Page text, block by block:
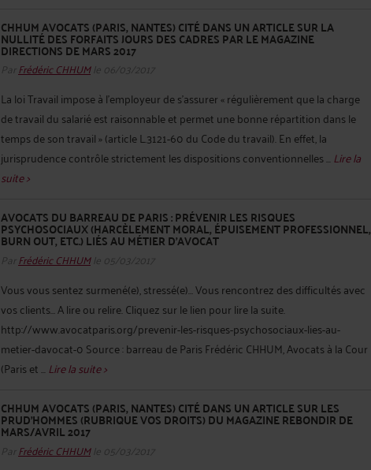
CHHUM AVOCATS (PARIS, NANTES) CITÉ DANS UN ARTICLE SUR LA
NULLITÉ DES FORFAITS JOURS DES CADRES PAR LE MAGAZINE
DIRECTIONS DE MARS 2017
Par Frédéric CHHUMle 06/03/2017
La loi Travail impose à l’employeur de s’assurer « régulièrement que la charge
de travail du salarié est raisonnable et permet une bonne répartition dans le
temps de son travail » (article L.3121-60 du Code du travail). En effet, la
jurisprudence contrôle strictement les dispositions conventionnelles ...Lire la
suite >
AVOCATS DU BARREAU DE PARIS : PRÉVENIR LES RISQUES
PSYCHOSOCIAUX (HARCÈLEMENT MORAL, ÉPUISEMENT PROFESSIONNEL,
BURN OUT, ETC.) LIÉS AU MÉTIER D’AVOCAT
Par Frédéric CHHUMle 05/03/2017
Vous vous sentez surmené(e), stressé(e)… Vous rencontrez des difficultés avec
vos clients… A lire ou relire. Cliquez sur le lien pour lire la suite.
http://www.avocatparis.org/prevenir-les-risques-psychosociaux-lies-au-
metier-davocat-0 Source : barreau de Paris Frédéric CHHUM, Avocats à la Cour
(Paris et ...Lire la suite >
CHHUM AVOCATS (PARIS, NANTES) CITÉ DANS UN ARTICLE SUR LES
PRUD’HOMMES (RUBRIQUE VOS DROITS) DU MAGAZINE REBONDIR DE
MARS/AVRIL 2017
Par Frédéric CHHUMle 05/03/2017